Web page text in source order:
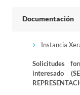
Documentación
Instancia
Solicitudes
interesado